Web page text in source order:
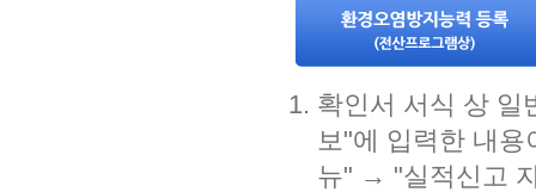
확인서 서식 상 일
보"에 입력한 내용
뉴" → "실적신고